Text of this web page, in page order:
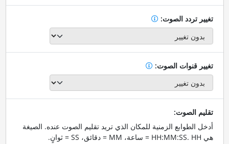
تغيير تردد الصوت:
تغيير قنوات الصوت:
تقليم الصوت:
أدخل الطوابع الزمنية للمكان الذي تريد تقليم الصوت عنده. الصيغة
هي HH:MM:SS. HH = ساعة، MM = دقائق، SS = ثوانٍ.